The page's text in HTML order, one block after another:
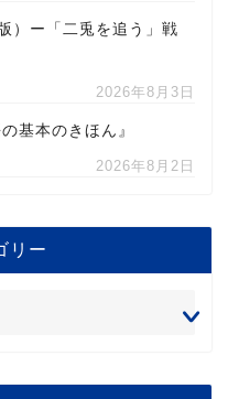
）ー「二兎を追う」戦
2026年8月3日
基本のきほん』
2026年8月2日
リー